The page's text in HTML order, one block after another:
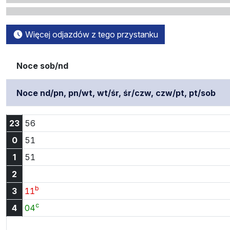
Więcej odjazdów z tego przystanku
Noce sob/nd
Noce nd/pn, pn/wt, wt/śr, śr/czw, czw/pt, pt/sob
23 56
0
51
1
51
2
3
11b
4
04c